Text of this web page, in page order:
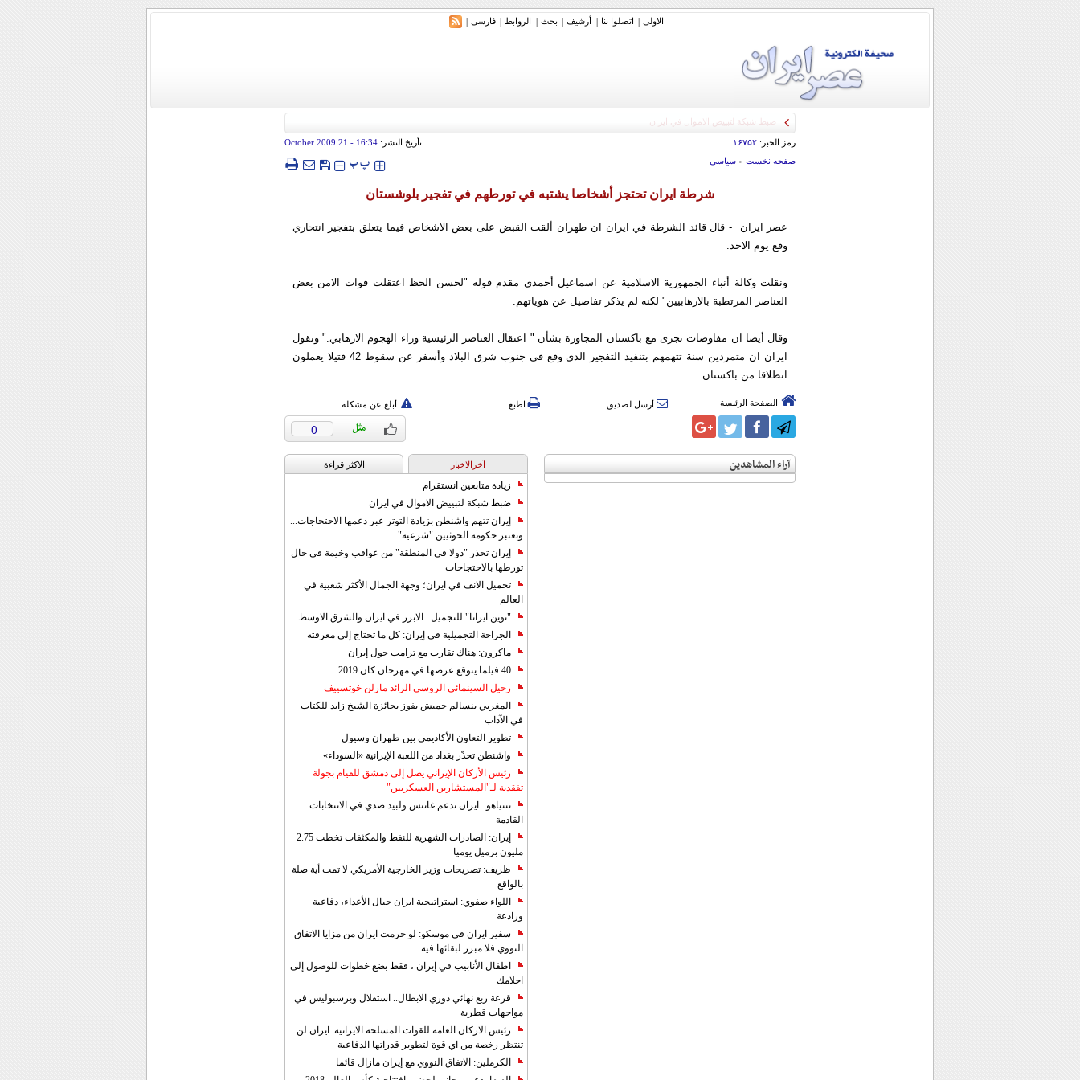
الاولی | اتصلوا بنا | أرشیف | بحث | الروابط | فارسی |
رمز الخبر: ۱۶۷۵۲ تأريخ النشر:16:34
- 21 October 2009
صفحه نخست» سياسي ‍‍‍ پپ
شرطة ايران تحتجز أشخاصا يشتبه في تورطهم في تفجير بلوشستان
عصر ایران - قال قائد الشرطة في ايران ان طهران ألقت القبض على بعض الاشخاص فيما يتعلق بتفجير انتحاري
وقع يوم الاحد.
ونقلت وكالة أنباء الجمهورية الاسلامية عن اسماعيل أحمدي مقدم قوله "لحسن الحظ اعتقلت قوات الامن بعض
العناصر المرتطبة بالارهابيين" لكنه لم يذكر تفاصيل عن هوياتهم.
وقال أيضا ان مفاوضات تجرى مع باكستان المجاورة بشأن " اعتقال العناصر الرئيسية وراء الهجوم الارهابي." وتقول
ايران ان متمردين سنة تتهمهم بتنفيذ التفجير الذي وقع في جنوب شرق البلاد وأسفر عن سقوط 42 قتيلا يعملون
انطلاقا من باكستان.
الصفحة الرئيسة أرسل لصديق اطبع أبلغ عن مشكلة
0
آراء المشاهدين آخرالاخبار الاکثر قراءة
زيادة متابعين انستقرام
ضبط شبكة لتبييض الاموال في ايران
إيران تتهم واشنطن بزيادة التوتر عبر دعمها الاحتجاجات...
وتعتبر حكومة الحوثيين "شرعية"
إيران تحذر "دولا في المنطقة" من عواقب وخيمة في حال
تورطها بالاحتجاجات
تجميل الانف في ايران؛ وجهة الجمال الأكثر شعبية في
العالم
"نوين ايرانا" للتجميل ..الابرز في ايران والشرق الاوسط
الجراحة التجميلية في إيران: كل ما تحتاج إلى معرفته
ماكرون: هناك تقارب مع ترامب حول إيران
40 فيلما يتوقع عرضها في مهرجان كان 2019
رحيل السينمائي الروسي الرائد مارلن خوتسييف
المغربي بنسالم حميش يفوز بجائزة الشيخ زايد للكتاب
في الآداب
تطوير التعاون الأكاديمي بين طهران وسيول
واشنطن تحذّر بغداد من اللعبة الإيرانية «السوداء»
رئيس الأركان الإيراني يصل إلى دمشق للقيام بجولة
تفقدية لـ"المستشارين العسكريين"
نتنياهو : ايران تدعم غانتس ولبيد ضدي في الانتخابات
القادمة
إيران: الصادرات الشهریة للنفط والمكثفات تخطت 2.75
مليون برميل يوميا
ظريف: تصريحات وزير الخارجية الأمريكي لا تمت أية صلة
بالواقع
اللواء صفوي: استراتيجية ايران حيال الأعداء، دفاعية
ورادعة
سفير ايران في موسكو: لو حرمت ايران من مزايا الاتفاق
النووي فلا مبرر لبقائها فيه
اطفال الأنابيب في إيران ، فقط بضع خطوات للوصول إلى
احلامك
قرعة ربع نهائي دوري الابطال.. استقلال وبرسبوليس في
مواجهات قطرية
رئيس الاركان العامة للقوات المسلحة الايرانية: ايران لن
تنتظر رخصة من اي قوة لتطوير قدراتها الدفاعية
الكرملين: الاتفاق النووي مع إيران مازال قائما